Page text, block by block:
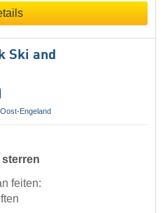
Ski and
Oost-Engeland
sterren
feiten: